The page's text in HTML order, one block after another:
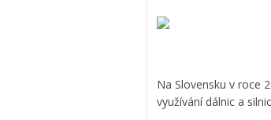
Na Slovensku v roce
využívání dálnic a